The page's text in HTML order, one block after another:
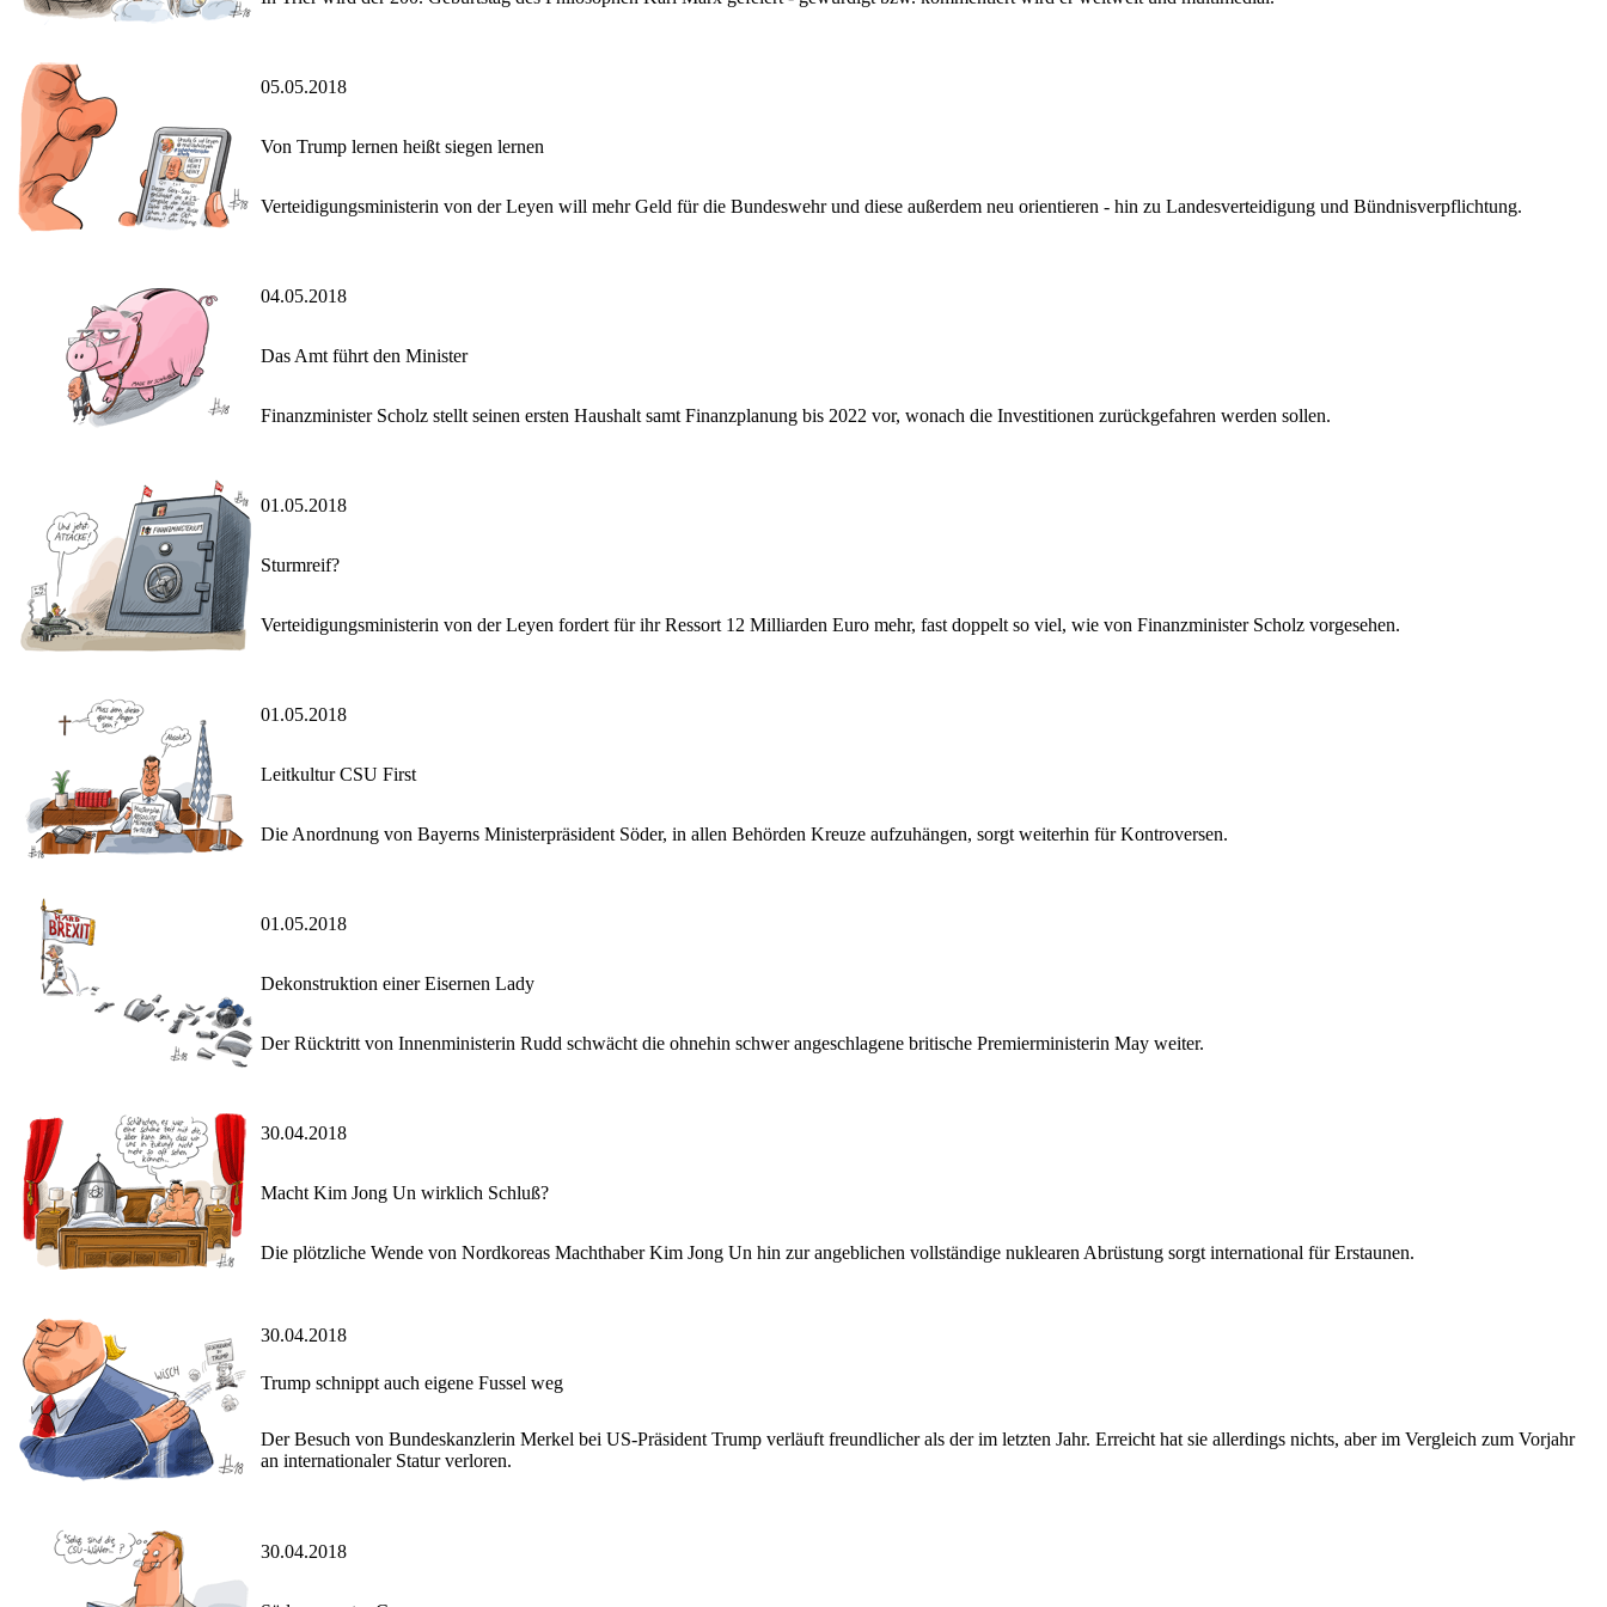
05.05.2018
Von Trump lernen heißt siegen lernen
Verteidigungsministerin von der Leyen will mehr Geld für die Bundeswehr und diese außerdem neu orientieren - hin zu Landesverteidigung und Bündnisverpflichtung.
04.05.2018
Das Amt führt den Minister
Finanzminister Scholz stellt seinen ersten Haushalt samt Finanzplanung bis 2022 vor, wonach die Investitionen zurückgefahren werden sollen.
01.05.2018
Sturmreif?
Verteidigungsministerin von der Leyen fordert für ihr Ressort 12 Milliarden Euro mehr, fast doppelt so viel, wie von Finanzminister Scholz vorgesehen.
01.05.2018
Leitkultur CSU First
Die Anordnung von Bayerns Ministerpräsident Söder, in allen Behörden Kreuze aufzuhängen, sorgt weiterhin für Kontroversen.
01.05.2018
Dekonstruktion einer Eisernen Lady
Der Rücktritt von Innenministerin Rudd schwächt die ohnehin schwer angeschlagene britische Premierministerin May weiter.
30.04.2018
Macht Kim Jong Un wirklich Schluß?
Die plötzliche Wende von Nordkoreas Machthaber Kim Jong Un hin zur angeblichen vollständige nuklearen Abrüstung sorgt international für Erstaunen.
30.04.2018
Trump schnippt auch eigene Fussel weg
Der Besuch von Bundeskanzlerin Merkel bei US-Präsident Trump verläuft freundlicher als der im letzten Jahr. Erreicht hat sie allerdings nichts, aber im Vergleich zum Vorjahr
an internationaler Statur verloren.
30.04.2018